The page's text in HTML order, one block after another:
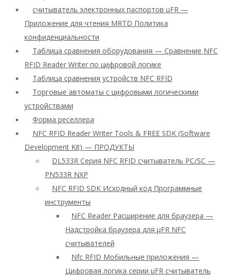
считыватель электронных паспортов uFR —
Приложение для чтения MRTD Политика
конфиденциальности
Таблица сравнения оборудования — Сравнение NFC
RFID Reader Writer по цифровой логике
Таблица сравнения устройств NFC RFID
Торговые автоматы с цифровыми логическими
устройствами
Форма реселлера
NFC RFID Reader Writer Tools & FREE SDK (Software
Development Kit) — ПРОДУКТЫ
DL533R Серия NFC RFID считыватель PC/SC —
PN533R NXP
NFC RFID SDK Исходный код Программные
инструменты
NFC Reader Расширение для браузера —
Надстройка браузера для μFR NFC
считывателей
Nfc RFID Мобильные приложения —
Цифровая логика серии uFR считыватель